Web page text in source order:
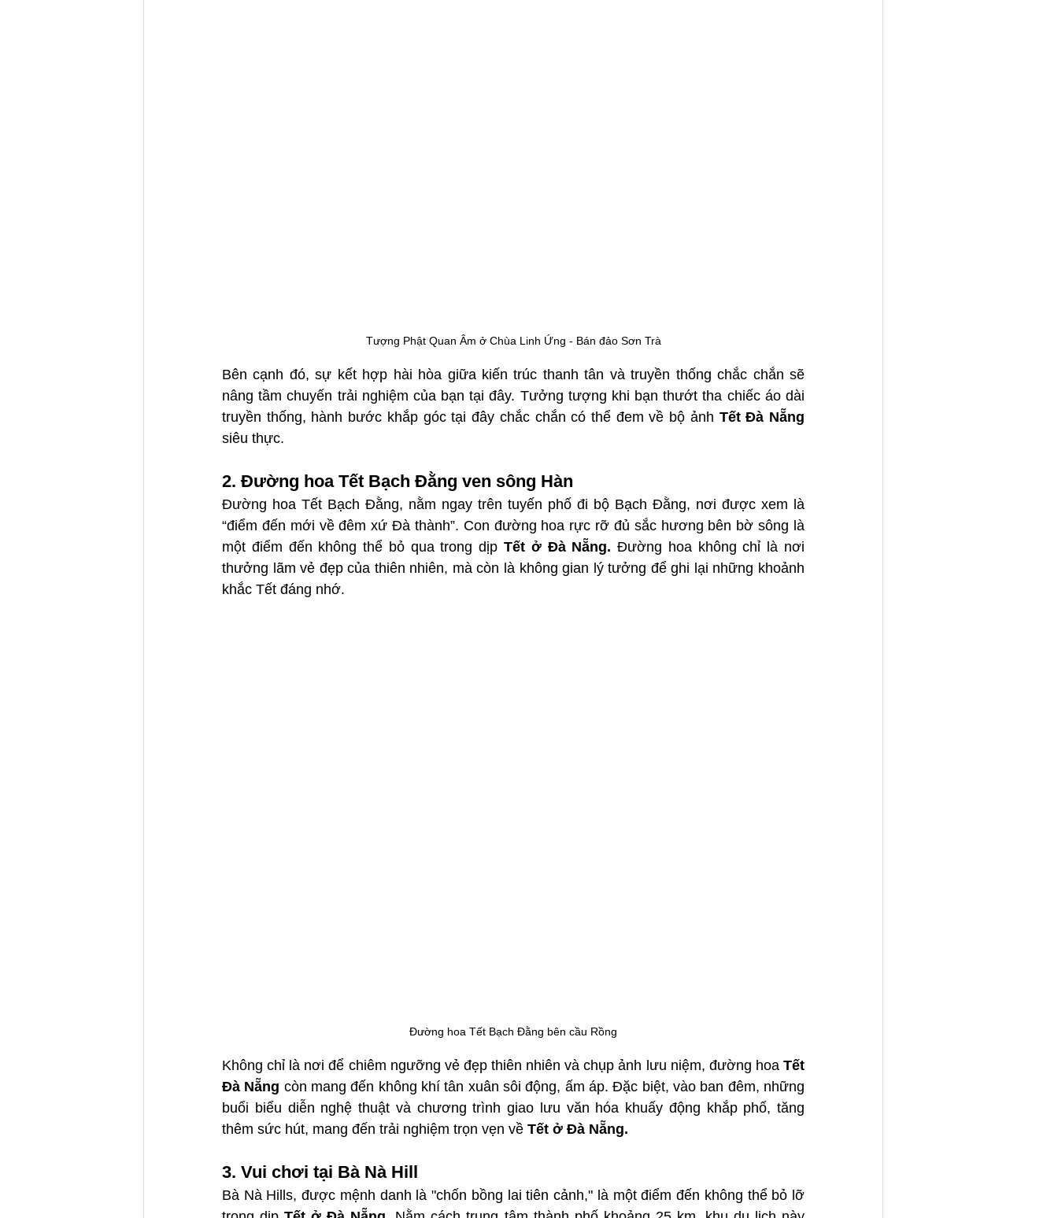
Tượng Phật Quan Âm ở Chùa Linh Ứng - Bán đảo Sơn Trà
Bên cạnh đó, sự kết hợp hài hòa giữa kiến trúc thanh tân và truyền thống chắc chắn sẽ
nâng tầm chuyến trải nghiệm của bạn tại đây. Tưởng tượng khi bạn thướt tha chiếc áo dài
truyền thống, hành bước khắp góc tại đây chắc chắn có thể đem về bộ ảnh
siêu thực.
2. Đường hoa Tết Bạch Đằng ven sông Hàn
Đường hoa Tết Bạch Đằng, nằm ngay trên tuyến phố đi bộ Bạch Đằng, nơi được xem là
“điểm đến mới về đêm xứ Đà thành”. Con đường hoa rực rỡ đủ sắc hương bên bờ sông là
một điểm đến không thể bỏ qua trong dịp Tết ở Đà Nẵng. Đường hoa không chỉ là nơi
thưởng lãm vẻ đẹp của thiên nhiên, mà còn là không gian lý tưởng để ghi lại những khoảnh
khắc Tết đáng nhớ.
Đường hoa Tết Bạch Đằng bên cầu Rồng
Không chỉ là nơi để chiêm ngưỡng vẻ đẹp thiên nhiên và chụp ảnh lưu niệm, đường hoa Tết
Đà Nẵng còn mang đến không khí tân xuân sôi động, ấm áp. Đặc biệt, vào ban đêm, những
buổi biểu diễn nghệ thuật và chương trình giao lưu văn hóa khuấy động khắp phố, tăng
thêm sức hút, mang đến trải nghiệm trọn vẹn về Tết ở Đà Nẵng.
3. Vui chơi tại Bà Nà Hill
Bà Nà Hills, được mệnh danh là "chốn bồng lai tiên cảnh," là một điểm đến không thể bỏ lỡ